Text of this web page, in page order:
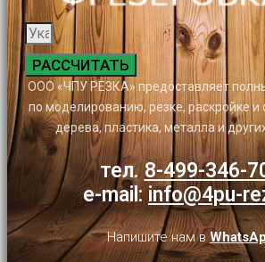
РАССЧИТАТЬ
ООО «ЧПУ РЕЗКА» предоставляет
по моделированию, резке, раскройке и
дерева, пластика, металла и
тел.8-499-346-
e-mail:info@4pu-
Напишите нам в